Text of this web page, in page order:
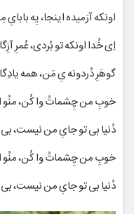
اونکه آرَمیده اینجا، یِه بابایِ
اِی خُدا اونکه تو بُردی، عُمرِ
گوهَرِ دُردونه یِ مَن، همه
خوبِ من چِشماتُ وا کُن، منُو
دُنیا بی تو جایِ من نیست،
خوبِ من چِشماتُ وا کُن، منُو
دُنیا بی تو جایِ من نیست،